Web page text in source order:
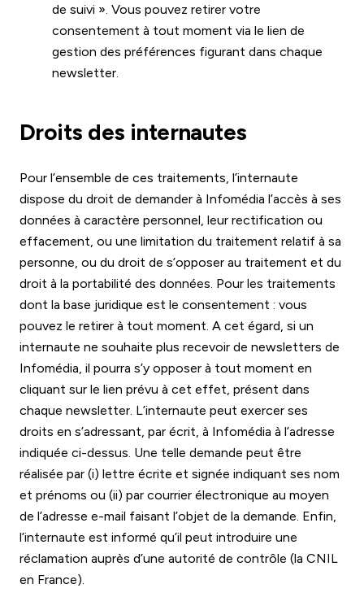
de suivi ». Vous pouvez retirer votre
consentement à tout moment via le lien de
gestion des préférences figurant dans chaque
newsletter.
Droits des internautes
Pour l’ensemble de ces traitements, l’internaute
dispose du droit de demander à Infomédia l’accès à ses
données à caractère personnel, leur rectification ou
effacement, ou une limitation du traitement relatif à sa
personne, ou du droit de s’opposer au traitement et du
droit à la portabilité des données. Pour les traitements
dont la base juridique est le consentement : vous
pouvez le retirer à tout moment. A cet égard, si un
internaute ne souhaite plus recevoir de newsletters de
Infomédia, il pourra s’y opposer à tout moment en
cliquant sur le lien prévu à cet effet, présent dans
chaque newsletter. L’internaute peut exercer ses
droits en s’adressant, par écrit, à Infomédia à l’adresse
indiquée ci-dessus. Une telle demande peut être
réalisée par (i) lettre écrite et signée indiquant ses nom
et prénoms ou (ii) par courrier électronique au moyen
de l’adresse e-mail faisant l’objet de la demande. Enfin,
l’internaute est informé qu’il peut introduire une
réclamation auprès d’une autorité de contrôle (la CNIL
en France).